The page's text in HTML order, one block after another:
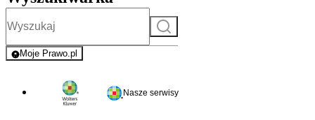
Szukaj
Moje Prawo.pl
- rejestracja i logowanie do serwisu
Nasze serwisy